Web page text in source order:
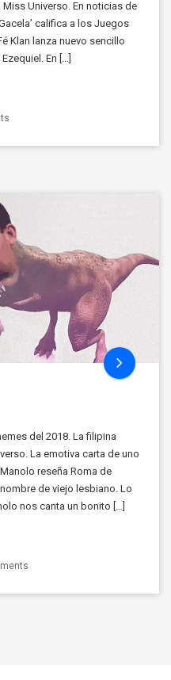
Universo. En noticias de
califica a los Juegos
Klan lanza nuevo sencillo
En […]
del 2018. La filipina
La emotiva carta de uno
reseña Roma de
de viejo lesbiano. Lo
nos canta un bonito […]